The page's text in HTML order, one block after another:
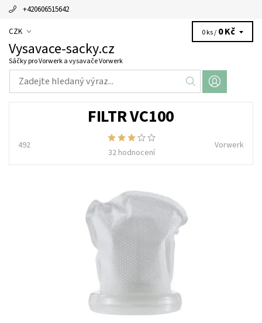
+420606515642
CZK
Vysavace-sacky.cz
Sáčky pro Vorwerk a vysavače Vorwerk
0 ks / 0 Kč
FILTR VC100
492
32 hodnocení
Vorwerk